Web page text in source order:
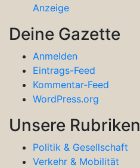
Anzeige
Deine Gazette
Anmelden
Eintrags-Feed
Kommentar-Feed
WordPress.org
Unsere Rubriken
Politik & Gesellschaft
Verkehr & Mobilität